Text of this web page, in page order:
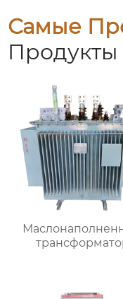
Самые
Продукты